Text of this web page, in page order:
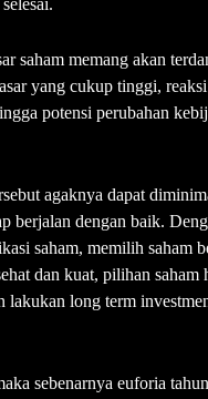
saham memang akan
yang cukup tinggi, reaksi
potensi perubahan
agaknya dapat
berjalan dengan baik.
saham, memilih saham
dan kuat, pilihan saham
lakukan long term
sebenarnya euforia